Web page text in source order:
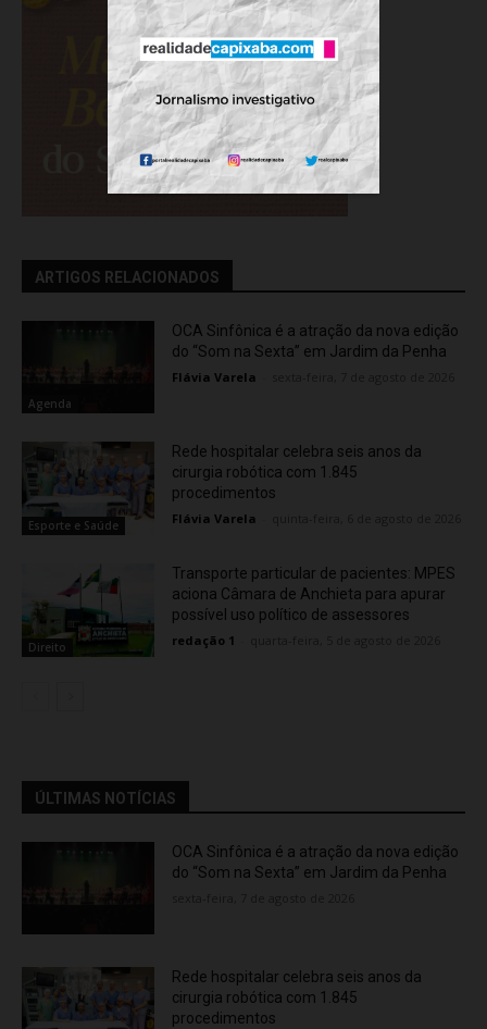
ARTIGOS RELACIONADOS
Agenda
OCA Sinfônica é a atração da nova edição
do “Som na Sexta” em Jardim da Penha
Flávia Varela
Esporte e Saúde
Rede hospitalar celebra seis anos da
cirurgia robótica com 1.845
procedimentos
Flávia Varela
Direito
Transporte particular de pacientes: MPES
aciona Câmara de Anchieta para apurar
possível uso político de assessores
redação 1
ÚLTIMAS NOTÍCIAS
OCA Sinfônica é a atração da nova edição
do “Som na Sexta” em Jardim da Penha
Rede hospitalar celebra seis anos da
cirurgia robótica com 1.845
procedimentos